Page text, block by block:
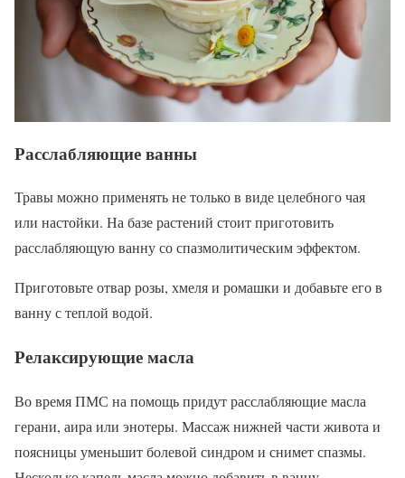
Расслабляющие ванны
Травы можно применять не только в виде целебного чая
или настойки. На базе растений стоит приготовить
расслабляющую ванну со спазмолитическим эффектом.
Приготовьте отвар розы, хмеля и ромашки и добавьте его ​​в
ванну с теплой водой.
Релаксирующие масла
Во время ПМС на помощь придут расслабляющие масла
герани, аира или энотеры. Массаж нижней части живота и
поясницы уменьшит болевой синдром и снимет спазмы.